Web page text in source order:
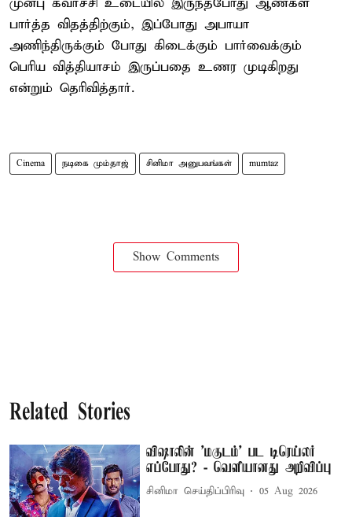
பார்த்த விதத்திற்கும், இப்போது அபாயா
அணிந்திருக்கும் போது கிடைக்கும் பார்வைக்கும்
பெரிய வித்தியாசம் இருப்பதை உணர முடிகிறது
என்றும் தெரிவித்தார்.
Cinema நடிகை மும்தாஜ் சினிமா அனுபவங்கள் mumtaz
Show Comments
Related Stories
விஷாலின் 'மகுடம்' பட டிரெய்லர்
எப்போது? - வெளியானது அறிவிப்பு
சினிமா செய்திப்பிரிவு 05 Aug 2026